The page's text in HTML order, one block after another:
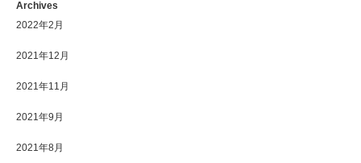
Archives
2022年2月
2021年12月
2021年11月
2021年9月
2021年8月